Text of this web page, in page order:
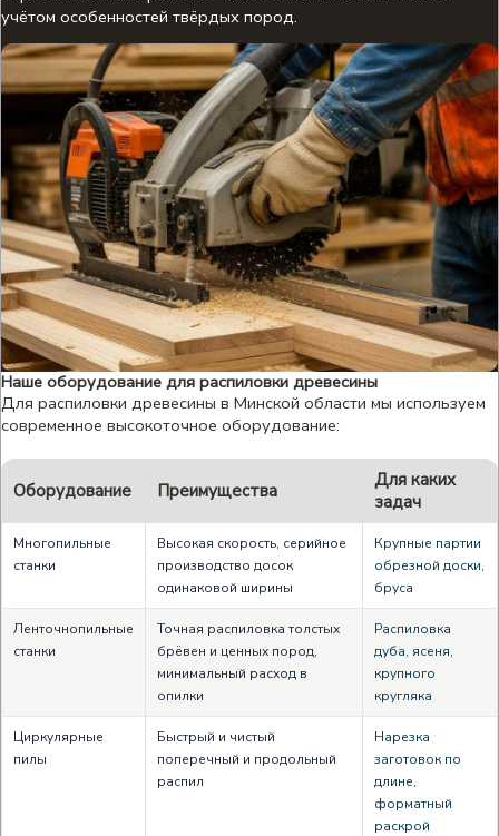
учётом особенностей твёрдых пород.
Наше оборудование для распиловки древесины
Для распиловки древесины в Минской области мы используем
современное высокоточное оборудование:
Оборудование Преимущества
Для каких
задач
Многопильные
станки
Высокая скорость, серийное
производство досок
одинаковой ширины
Крупные партии
обрезной доски,
бруса
Ленточнопильные
станки
Точная распиловка толстых
брёвен и ценных пород,
минимальный расход в
опилки
Распиловка
дуба, ясеня,
крупного
кругляка
Циркулярные
пилы
Быстрый и чистый
поперечный и продольный
распил
Нарезка
заготовок по
длине,
форматный
раскрой